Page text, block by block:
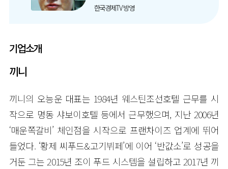
한국경제TV 방영
기업소개
끼니
끼니의 오능운 대표는 1984년 웨스틴조선호텔 근무를 시
작으로 명동 샤보이호텔 등에서 근무했으며, 지난 2006년
‘매운쪽갈비’ 체인점을 시작으로 프랜차이즈 업계에 뛰어
들었다. ‘황제 씨푸드&고기뷔페’에 이어 ‘반값소’로 성공을
거둔 그는 2015년 조이 푸드 시스템을 설립하고 2017년 끼